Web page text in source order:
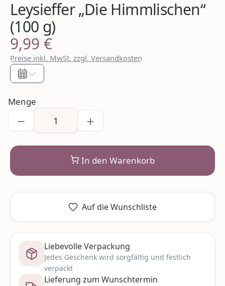
Leysieffer „Die Himmlischen“
(100 g)
Regulärer Preis:
9,99 €
Preise inkl. MwSt. zzgl. Versandkosten
Menge
In den Warenkorb
Auf die Wunschliste
Liebevolle Verpackung
Jedes Geschenk wird sorgfältig und festlich
verpackt
Lieferung zum Wunschtermin